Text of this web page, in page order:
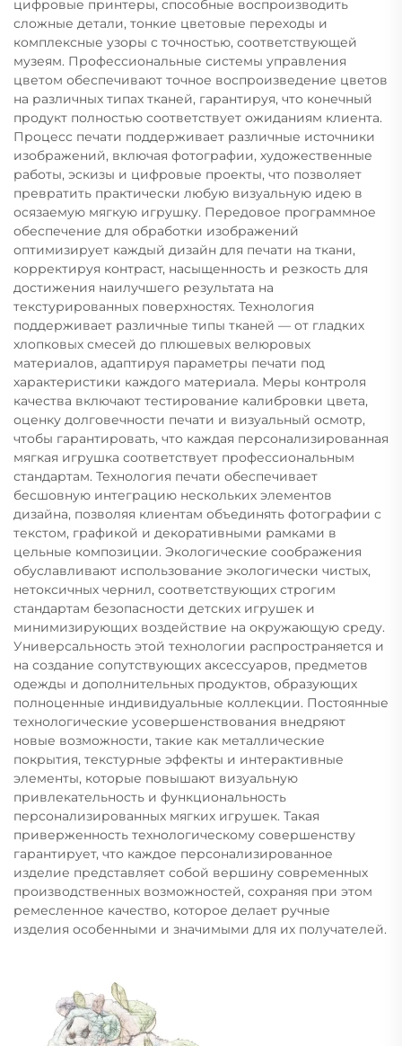
цифровые принтеры, способные воспроизводить
сложные детали, тонкие цветовые переходы и
комплексные узоры с точностью, соответствующей
музеям. Профессиональные системы управления
цветом обеспечивают точное воспроизведение цветов
на различных типах тканей, гарантируя, что конечный
продукт полностью соответствует ожиданиям клиента.
Процесс печати поддерживает различные источники
изображений, включая фотографии, художественные
работы, эскизы и цифровые проекты, что позволяет
превратить практически любую визуальную идею в
осязаемую мягкую игрушку. Передовое программное
обеспечение для обработки изображений
оптимизирует каждый дизайн для печати на ткани,
корректируя контраст, насыщенность и резкость для
достижения наилучшего результата на
текстурированных поверхностях. Технология
поддерживает различные типы тканей — от гладких
хлопковых смесей до плюшевых велюровых
материалов, адаптируя параметры печати под
характеристики каждого материала. Меры контроля
качества включают тестирование калибровки цвета,
оценку долговечности печати и визуальный осмотр,
чтобы гарантировать, что каждая персонализированная
мягкая игрушка соответствует профессиональным
стандартам. Технология печати обеспечивает
бесшовную интеграцию нескольких элементов
дизайна, позволяя клиентам объединять фотографии с
текстом, графикой и декоративными рамками в
цельные композиции. Экологические соображения
обуславливают использование экологически чистых,
нетоксичных чернил, соответствующих строгим
стандартам безопасности детских игрушек и
минимизирующих воздействие на окружающую среду.
Универсальность этой технологии распространяется и
на создание сопутствующих аксессуаров, предметов
одежды и дополнительных продуктов, образующих
полноценные индивидуальные коллекции. Постоянные
технологические усовершенствования внедряют
новые возможности, такие как металлические
покрытия, текстурные эффекты и интерактивные
элементы, которые повышают визуальную
привлекательность и функциональность
персонализированных мягких игрушек. Такая
приверженность технологическому совершенству
гарантирует, что каждое персонализированное
изделие представляет собой вершину современных
производственных возможностей, сохраняя при этом
ремесленное качество, которое делает ручные
изделия особенными и значимыми для их получателей.